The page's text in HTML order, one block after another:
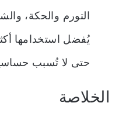
التورم والحكة،
يُفضل استخدامها
حتى لا تُسبب
الخلاصة